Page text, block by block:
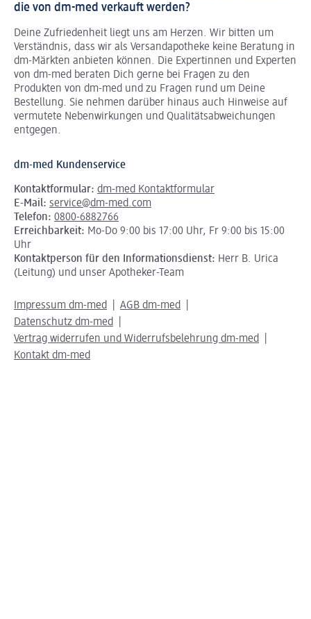
die von dm-med verkauft werden?
Deine Zufriedenheit liegt uns am Herzen. Wir bitten um
Verständnis, dass wir als Versandapotheke keine Beratung in
dm-Märkten anbieten können. Die Expertinnen und Experten
von dm-med beraten Dich gerne bei Fragen zu den
Produkten von dm-med und zu Fragen rund um Deine
Bestellung. Sie nehmen darüber hinaus auch Hinweise auf
vermutete Nebenwirkungen und Qualitätsabweichungen
entgegen.
dm-med Kundenservice
Kontaktformular: dm-med Kontaktformular
E-Mail: service@dm-med.com
Telefon: 0800-6882766
Erreichbarkeit: Mo-Do 9:00 bis 17:00 Uhr, Fr 9:00 bis 15:00
Uhr
Kontaktperson für den Informationsdienst: Herr B. Urica
(Leitung) und unser Apotheker-Team
Impressum dm-med
AGB dm-med
Datenschutz dm-med
Vertrag widerrufen und Widerrufsbelehrung dm-med
Kontakt dm-med